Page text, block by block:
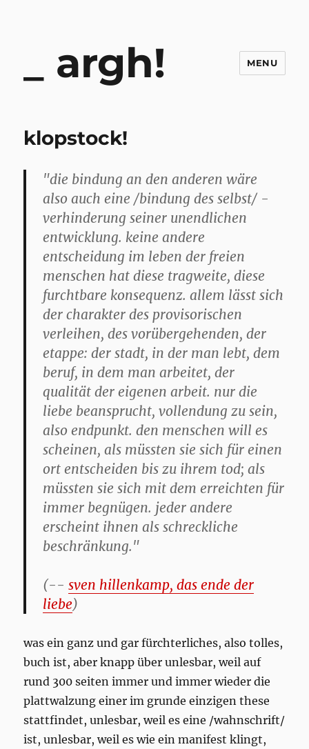
argh! MENU
klopstock!
"die bindung an den anderen wäre
also auch eine /bindung des selbst/ -
verhinderung seiner unendlichen
entwicklung. keine andere
entscheidung im leben der freien
menschen hat diese tragweite, diese
furchtbare konsequenz. allem lässt sich
der charakter des provisorischen
verleihen, des vorübergehenden, der
etappe: der stadt, in der man lebt, dem
beruf, in dem man arbeitet, der
qualität der eigenen arbeit. nur die
liebe beansprucht, vollendung zu sein,
also endpunkt. den menschen will es
scheinen, als müssten sie sich für einen
ort entscheiden bis zu ihrem tod; als
müssten sie sich mit dem erreichten für
immer begnügen. jeder andere
erscheint ihnen als schreckliche
beschränkung."
(--sven hillenkamp, das ende der
liebe)
was ein ganz und gar fürchterliches, also tolles,
buch ist, aber knapp über unlesbar, weil auf
rund 300 seiten immer und immer wieder die
plattwalzung einer im grunde einzigen these
stattfindet, unlesbar, weil es eine /wahnschrift/
ist, unlesbar, weil es wie ein manifest klingt,